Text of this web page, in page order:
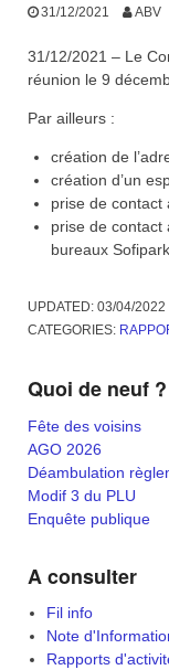
31/12/2021 ABV
31/12/2021 – Le
réunion le 9
Par ailleurs :
création de
création d’un
prise de contact
prise de contact
bureaux
UPDATED: 03/04/2022
CATEGORIES:
Quoi de neuf ?
Fête des voisins
AGO 2026
Déambulation
Modif 3 du PLU
Enquête publique
A consulter
Fil info
Note
Rapports